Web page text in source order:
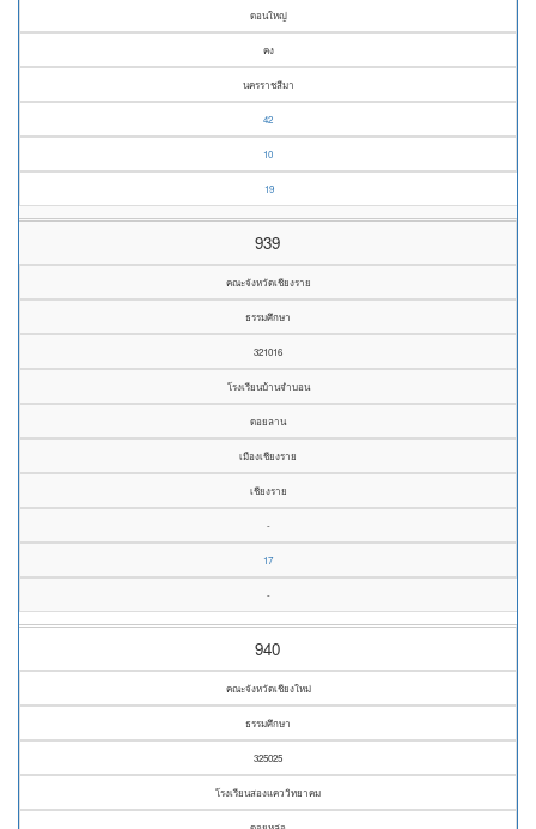
ดอนใหญ่
คง
นครราชสีมา
42
10
19
939
คณะจังหวัดเชียงราย
ธรรมศึกษา
321016
โรงเรียนบ้านจำบอน
ดอยลาน
เมืองเชียงราย
เชียงราย
-
17
-
940
คณะจังหวัดเชียงใหม่
ธรรมศึกษา
325025
โรงเรียนสองแคววิทยาคม